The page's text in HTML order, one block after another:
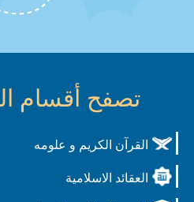
تصفح أقسام
القرآن الكريم و علومه
العقائد الاسلامية